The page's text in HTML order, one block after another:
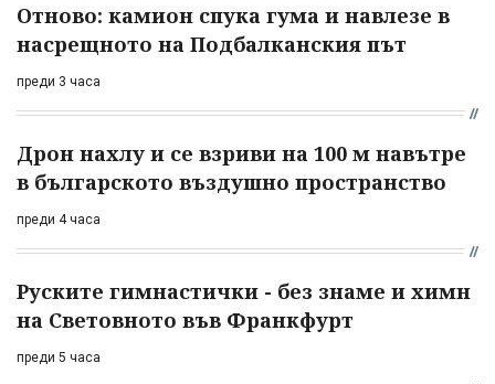
Отново: камион спука гума и навлезе в
насрещното на Подбалканския път
преди 3 часа
Дрон нахлу и се взриви на 100 м навътре
в българското въздушно пространство
преди 4 часа
Руските гимнастички - без знаме и химн
на Световното във Франкфурт
преди 5 часа